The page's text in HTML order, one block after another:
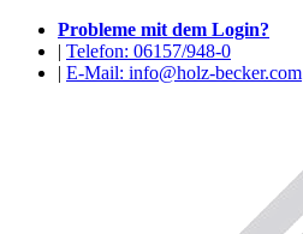
Probleme mit dem Login?
| Telefon: 06157/948-0
| E-Mail: info@holz-becker.com